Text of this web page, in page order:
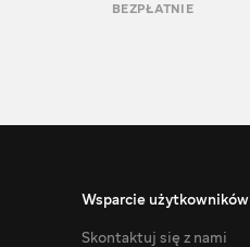
BEZPŁATNIE
Wsparcie użytkowników
Skontaktuj się z nami